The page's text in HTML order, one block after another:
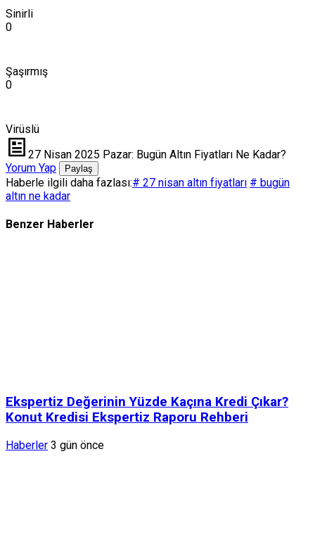
Sinirli
0
Şaşırmış
0
Virüslü
27 Nisan 2025 Pazar: Bugün Altın Fiyatları Ne Kadar?
Yorum Yap
Paylaş
Haberle ilgili daha fazlası:# 27 nisan altın fiyatları # bugün
altın ne kadar
Benzer Haberler
Ekspertiz Değerinin Yüzde Kaçına Kredi Çıkar?
Konut Kredisi Ekspertiz Raporu Rehberi
Haberler 3 gün önce